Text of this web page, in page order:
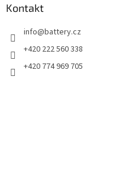
Kontakt
info@battery.cz
+420 222 560 338
+420 774 969 705